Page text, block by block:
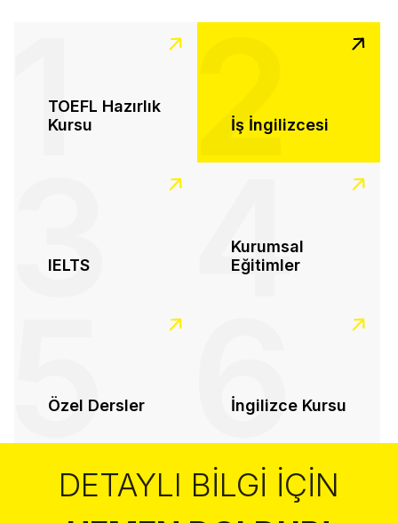
TOEFL Hazırlık
Kursu
1 İş İngilizcesi
2
IELTS
3
Kurumsal
Eğitimler
4
Özel Dersler
5 İngilizce Kursu
6
DETAYLI BILGI İÇIN